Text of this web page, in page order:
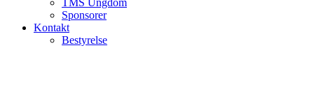
TMS Ungdom
Sponsorer
Kontakt
Bestyrelse